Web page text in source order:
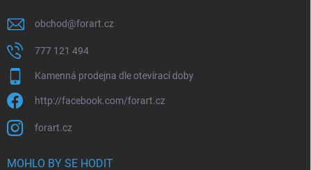
obchod@forart.cz
777 121 494
Kamenná prodejna dle otevírací doby
http://facebook.com/forart.cz
forart.cz
MOHLO BY SE HODIT